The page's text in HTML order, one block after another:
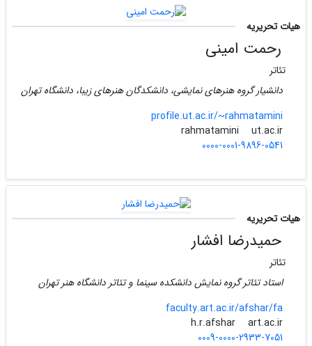
هیات تحریریه
رحمت امینی
تئاتر
دانشیار گروه هنرهای نمایشی، دانشکدگان هنرهای زیبا، دانشگاه تهران
profile.ut.ac.ir/~rahmatamini
rahmatamini
ut.ac.ir
0000-0001-9896-0541
هیات تحریریه
حمیدرضا افشار
تئاتر
استاد تئاتر گروه نمایش دانشکده سینما و تئاتر دانشگاه هنر تهران
faculty.art.ac.ir/afshar/fa
h.r.afshar
art.ac.ir
0009-0000-2933-7051